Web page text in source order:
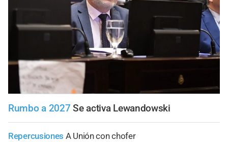
Rumbo a 2027 Se activa Lewandowski
Repercusiones A Unión con chofer